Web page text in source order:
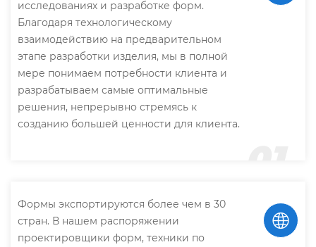
исследованиях и разработке форм.
Благодаря технологическому
взаимодействию на предварительном
этапе разработки изделия, мы в полной
мере понимаем потребности клиента и
разрабатываем самые оптимальные
решения, непрерывно стремясь к
созданию большей ценности для клиента.
Формы экспортируются более чем в 30
стран. В нашем распоряжении
проектировщики форм, техники по